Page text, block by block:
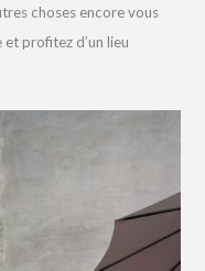
choses encore vous
profitez d’un lieu